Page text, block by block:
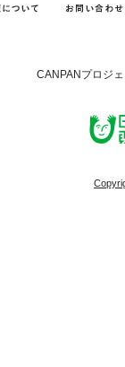
CANPANプロジ